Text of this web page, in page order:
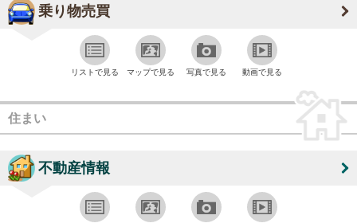
乗り物売買
リストで見る マップで見る 写真で見る 動画で見る
住まい
不動産情報